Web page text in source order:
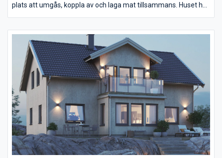
plats att umgås, koppla av och laga mat tillsammans. Huset har
om ett lättskött fritidshus.